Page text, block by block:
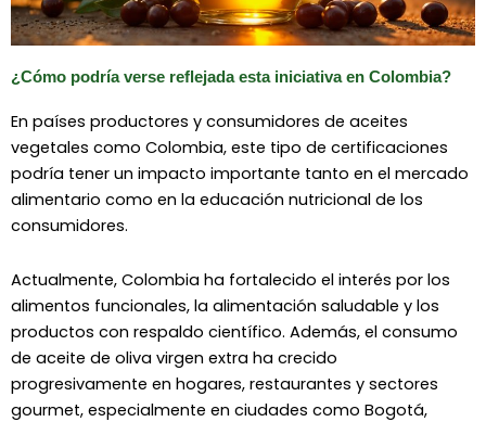
¿Cómo podría verse reflejada esta iniciativa en Colombia?
En países productores y consumidores de aceites
vegetales como Colombia, este tipo de certificaciones
podría tener un impacto importante tanto en el mercado
alimentario como en la educación nutricional de los
consumidores.
Actualmente, Colombia ha fortalecido el interés por los
alimentos funcionales, la alimentación saludable y los
productos con respaldo científico. Además, el consumo
de aceite de oliva virgen extra ha crecido
progresivamente en hogares, restaurantes y sectores
gourmet, especialmente en ciudades como Bogotá,